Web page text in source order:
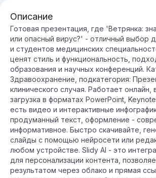
Описание
Готовая презентация, где 'Ветрянка:
или опасный вирус?' - отличный выбор
и студентов медицинских
ценят стиль и функциональность,
образования и научных конференций.
Здравоохранение, подкатегория:
клинического случая. Работает онлайн,
загрузка в форматах PowerPoint,
есть видео и интерактивные
продуманный текст, оформление -
информативное. Быстро скачивайте,
слайды с помощью нейросети или
любом устройстве. Slidy AI - это
для персонализации контента,
результатом через облако и прямая